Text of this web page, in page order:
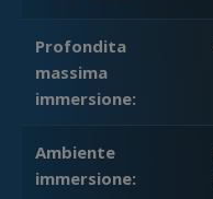
Profondita
massima
immersione:
Ambiente
immersione: